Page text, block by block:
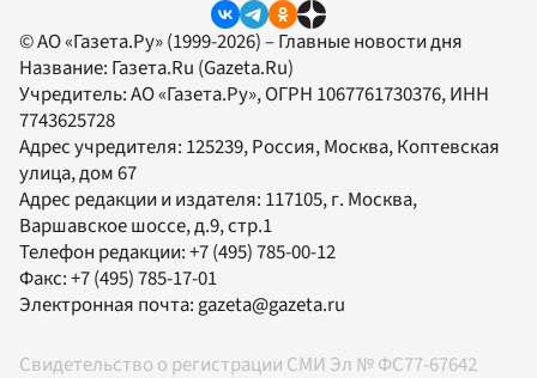
© АО «Газета.Ру» (1999-2026) – Главные новости дня
Название: Газета.Ru (Gazeta.Ru)
Учредитель:АО «Газета.Ру», ОГРН 1067761730376, ИНН
7743625728
Адрес учредителя: 125239, Россия, Москва, Коптевская
улица, дом 67
Адрес редакции и издателя: 117105, г. Москва,
Варшавское шоссе, д.9, стр.1
Телефон редакции:+7 (495) 785-00-12
Факс:+7 (495) 785-17-01
Электронная почта: gazeta@gazeta.ru
Свидетельство о регистрации СМИ Эл № ФС77-67642